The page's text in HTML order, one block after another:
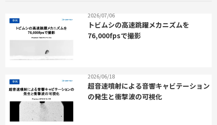
2026/07/06
トビムシの高速跳躍メカニズムを
76,000fpsで撮影
2026/06/18
超音速噴射による音響キャビテーション
の発生と衝撃波の可視化